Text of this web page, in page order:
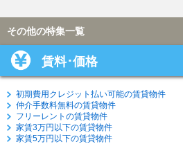
その他の特集一覧
賃料･価格
初期費用クレジット払い可能の賃貸物件
仲介手数料無料の賃貸物件
フリーレントの賃貸物件
家賃3万円以下の賃貸物件
家賃5万円以下の賃貸物件